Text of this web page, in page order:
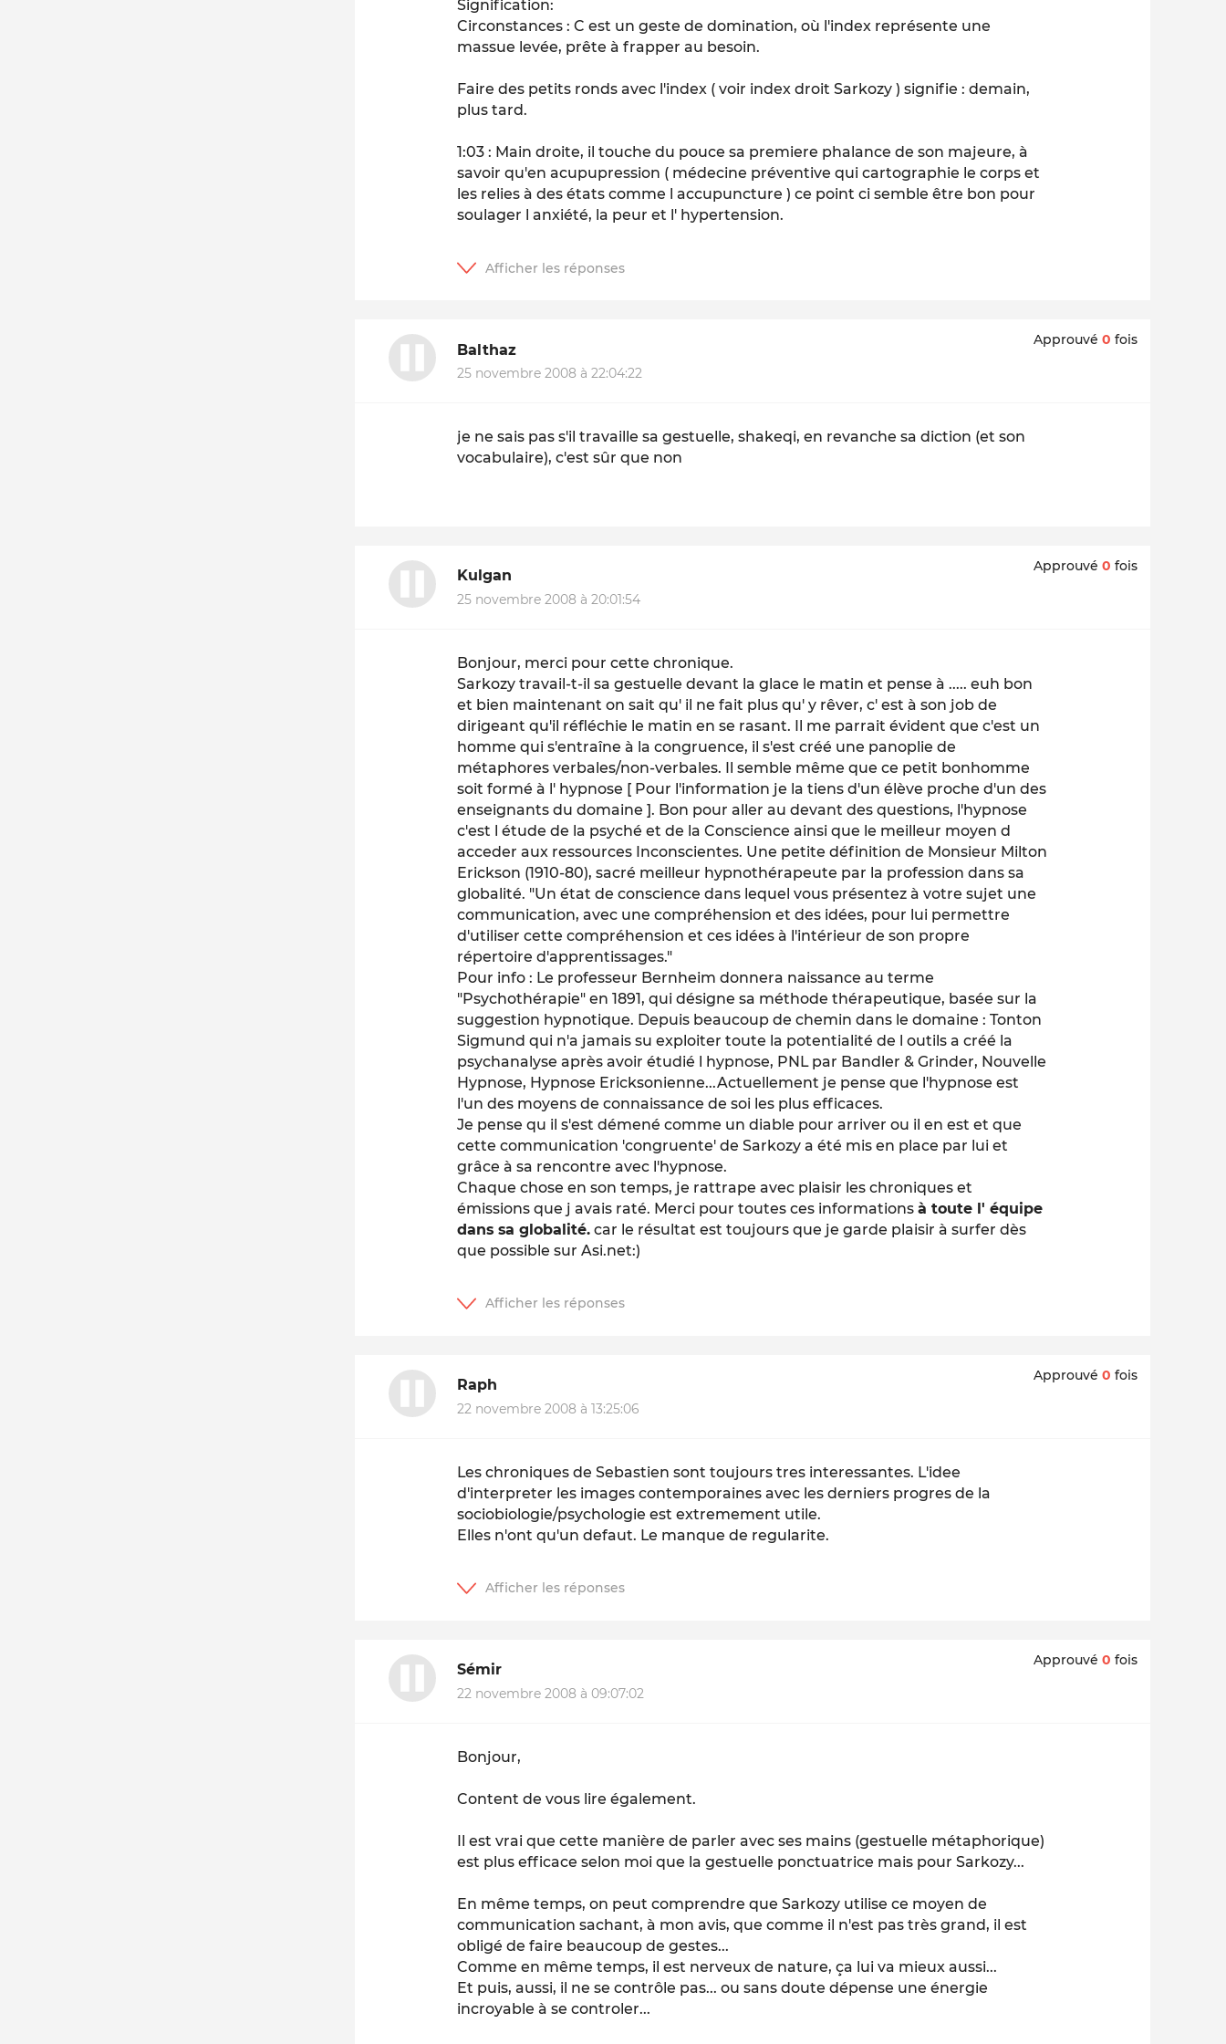
Signification:
Circonstances : C est un geste de domination, où l'index représente une
massue levée, prête à frapper au besoin.
Faire des petits ronds avec l'index ( voir index droit Sarkozy ) signifie : demain,
plus tard.
1:03 : Main droite, il touche du pouce sa premiere phalance de son majeure, à
savoir qu'en acupupression ( médecine préventive qui cartographie le corps et
les relies à des états comme l accupuncture ) ce point ci semble être bon pour
soulager l anxiété, la peur et l' hypertension.
Balthaz
25 novembre 2008 à 22:04:22
Approuvé 0 fois
je ne sais pas s'il travaille sa gestuelle, shakeqi, en revanche sa diction (et son
vocabulaire), c'est sûr que non
Kulgan
25 novembre 2008 à 20:01:54
Approuvé 0 fois
Bonjour, merci pour cette chronique.
Sarkozy travail-t-il sa gestuelle devant la glace le matin et pense à ..... euh bon
et bien maintenant on sait qu' il ne fait plus qu' y rêver, c' est à son job de
dirigeant qu'il réfléchie le matin en se rasant. Il me parrait évident que c'est un
homme qui s'entraîne à la congruence, il s'est créé une panoplie de
métaphores verbales/non-verbales. Il semble même que ce petit bonhomme
soit formé à l' hypnose [ Pour l'information je la tiens d'un élève proche d'un des
enseignants du domaine ]. Bon pour aller au devant des questions, l'hypnose
c'est l étude de la psyché et de la Conscience ainsi que le meilleur moyen d
acceder aux ressources Inconscientes. Une petite définition de Monsieur Milton
Erickson (1910-80), sacré meilleur hypnothérapeute par la profession dans sa
globalité. "Un état de conscience dans lequel vous présentez à votre sujet une
communication, avec une compréhension et des idées, pour lui permettre
d'utiliser cette compréhension et ces idées à l'intérieur de son propre
répertoire d'apprentissages."
Pour info : Le professeur Bernheim donnera naissance au terme
"Psychothérapie" en 1891, qui désigne sa méthode thérapeutique, basée sur la
suggestion hypnotique. Depuis beaucoup de chemin dans le domaine : Tonton
Sigmund qui n'a jamais su exploiter toute la potentialité de l outils a créé la
psychanalyse après avoir étudié l hypnose, PNL par Bandler & Grinder, Nouvelle
Hypnose, Hypnose Ericksonienne...Actuellement je pense que l'hypnose est
l'un des moyens de connaissance de soi les plus efficaces.
Je pense qu il s'est démené comme un diable pour arriver ou il en est et que
cette communication 'congruente' de Sarkozy a été mis en place par lui et
grâce à sa rencontre avec l'hypnose.
Chaque chose en son temps, je rattrape avec plaisir les chroniques et
émissions que j avais raté. Merci pour toutes ces informationsà toute l' équipe
dans sa globalité. car le résultat est toujours que je garde plaisir à surfer dès
que possible sur Asi.net:)
Raph
22 novembre 2008 à 13:25:06
Approuvé 0 fois
Les chroniques de Sebastien sont toujours tres interessantes. L'idee
d'interpreter les images contemporaines avec les derniers progres de la
sociobiologie/psychologie est extremement utile.
Elles n'ont qu'un defaut. Le manque de regularite.
Sémir
22 novembre 2008 à 09:07:02
Approuvé 0 fois
Bonjour,
Content de vous lire également.
Il est vrai que cette manière de parler avec ses mains (gestuelle métaphorique)
est plus efficace selon moi que la gestuelle ponctuatrice mais pour Sarkozy...
En même temps, on peut comprendre que Sarkozy utilise ce moyen de
communication sachant, à mon avis, que comme il n'est pas très grand, il est
obligé de faire beaucoup de gestes...
Comme en même temps, il est nerveux de nature, ça lui va mieux aussi...
Et puis, aussi, il ne se contrôle pas... ou sans doute dépense une énergie
incroyable à se controler...